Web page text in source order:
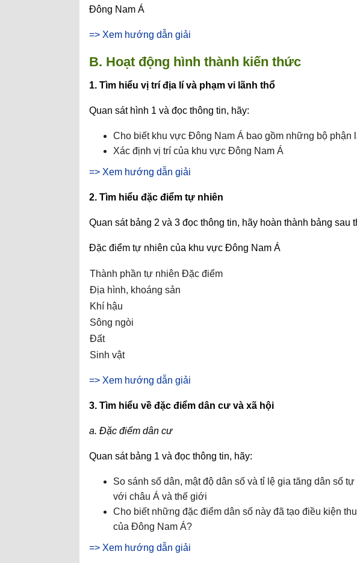
Đông Nam Á
=> Xem hướng dẫn giải
B. Hoạt động hình thành kiến thức
1. Tìm hiểu vị trí địa lí và phạm vi lãnh thổ
Quan sát hình 1 và đọc thông tin, hãy:
Cho biết khu vực Đông Nam Á bao gồm những bộ phận
Xác định vị trí của khu vực Đông Nam Á
=> Xem hướng dẫn giải
2. Tìm hiểu đặc điểm tự nhiên
Quan sát bảng 2 và 3 đọc thông tin, hãy hoàn thành bảng sau
Đặc điểm tự nhiên của khu vực Đông Nam Á
Thành phần tự nhiên Đặc điểm
Địa hình, khoáng sản
Khí hậu
Sông ngòi
Đất
Sinh vật
=> Xem hướng dẫn giải
3. Tìm hiểu về đặc điểm dân cư và xã hội
a. Đặc điểm dân cư
Quan sát bảng 1 và đọc thông tin, hãy:
So sánh số dân, mật độ dân số và tỉ lệ gia tăng dân số
với châu Á và thế giới
Cho biết những đặc điểm dân số này đã tạo điều kiện
của Đông Nam Á?
=> Xem hướng dẫn giải